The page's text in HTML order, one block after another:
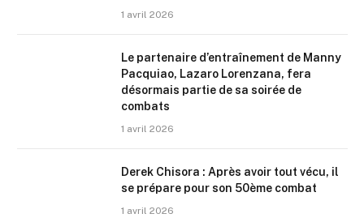
1 avril 2026
Le partenaire d’entraînement de Manny
Pacquiao, Lazaro Lorenzana, fera
désormais partie de sa soirée de
combats
1 avril 2026
Derek Chisora : Après avoir tout vécu, il
se prépare pour son 50ème combat
1 avril 2026